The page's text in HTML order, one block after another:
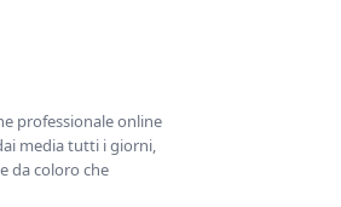
professionale online
media tutti i giorni,
da coloro che